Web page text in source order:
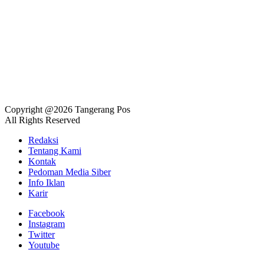
Copyright @2026 Tangerang Pos
All Rights Reserved
Redaksi
Tentang Kami
Kontak
Pedoman Media Siber
Info Iklan
Karir
Facebook
Instagram
Twitter
Youtube